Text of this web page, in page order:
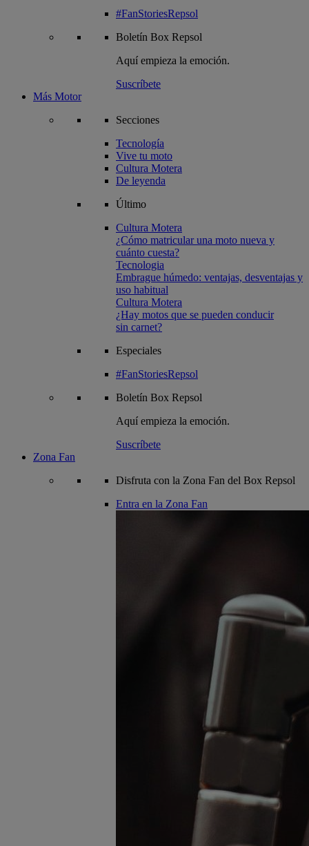
#FanStoriesRepsol
Boletín Box Repsol
Aquí empieza la emoción.
Suscríbete
Más Motor
Secciones
Tecnología
Vive tu moto
Cultura Motera
De leyenda
Último
Cultura Motera
¿Cómo matricular una moto nueva y
cuánto cuesta?
Tecnologia
Embrague húmedo: ventajas, desventajas y
uso habitual
Cultura Motera
¿Hay motos que se pueden conducir
sin carnet?
Especiales
#FanStoriesRepsol
Boletín Box Repsol
Aquí empieza la emoción.
Suscríbete
Zona Fan
Disfruta con la Zona Fan del Box Repsol
Entra en la Zona Fan